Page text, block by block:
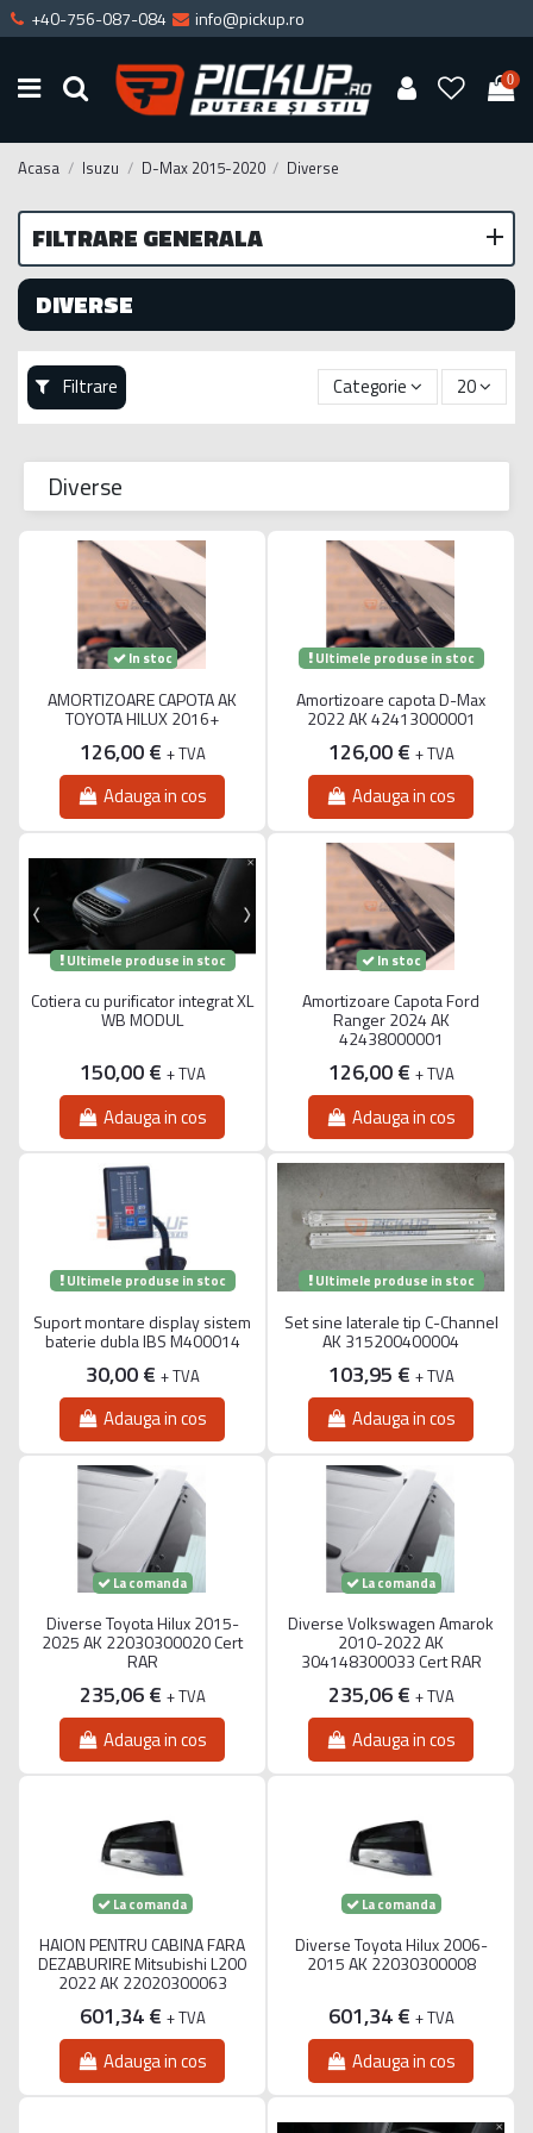
+40-756-087-084 info@pickup.ro
0
Acasa Isuzu D-Max 2015-2020 Diverse
DIVERSE
Filtrare Categorie 20
Diverse
In stoc
AMORTIZOARE CAPOTA AK
TOYOTA HILUX 2016+
126,00 € + TVA
Adauga in cos
Ultimele produse in stoc
Amortizoare capota D-Max
2022 AK 42413000001
126,00 € + TVA
Adauga in cos
Ultimele produse in stoc
Cotiera cu purificator integrat XL
WB MODUL
150,00 € + TVA
Adauga in cos
In stoc
Amortizoare Capota Ford
Ranger 2024 AK
42438000001
126,00 € + TVA
Adauga in cos
Ultimele produse in stoc
Suport montare display sistem
baterie dubla IBS M400014
30,00 € + TVA
Adauga in cos
Ultimele produse in stoc
Set sine laterale tip C-Channel
AK 315200400004
103,95 € + TVA
Adauga in cos
La comanda
Diverse Toyota Hilux 2015-
2025 AK 22030300020 Cert
RAR
235,06 € + TVA
Adauga in cos
La comanda
Diverse Volkswagen Amarok
2010-2022 AK
304148300033 Cert RAR
235,06 € + TVA
Adauga in cos
La comanda
HAION PENTRU CABINA FARA
DEZABURIRE Mitsubishi L200
2022 AK 22020300063
601,34 € + TVA
Adauga in cos
La comanda
Diverse Toyota Hilux 2006-
2015 AK 22030300008
601,34 € + TVA
Adauga in cos
FILTRARE GENERALA